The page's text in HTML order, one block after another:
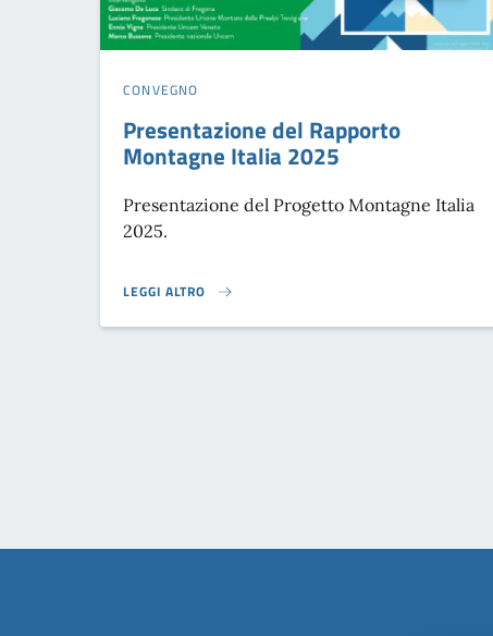
CONVEGNO
Presentazione del Rapporto
Montagne Italia 2025
Presentazione del Progetto Montagne Italia
2025.
LEGGI ALTRO
PRESENTAZIONE DEL RAPPORTO MONTAGNE ITALIA 2025}